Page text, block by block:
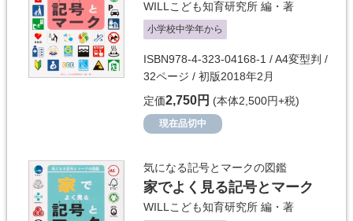
WILLこども知育研究所 編・著
小学校中学年から
ISBN978-4-323-04168-1 / A4変型判 /
32ページ / 初版2018年2月
定価2,750円 (本体2,500円+税)
現在品切中
気になる記号とマークの図鑑
家でよく見る記号とマーク
WILLこども知育研究所 編・著